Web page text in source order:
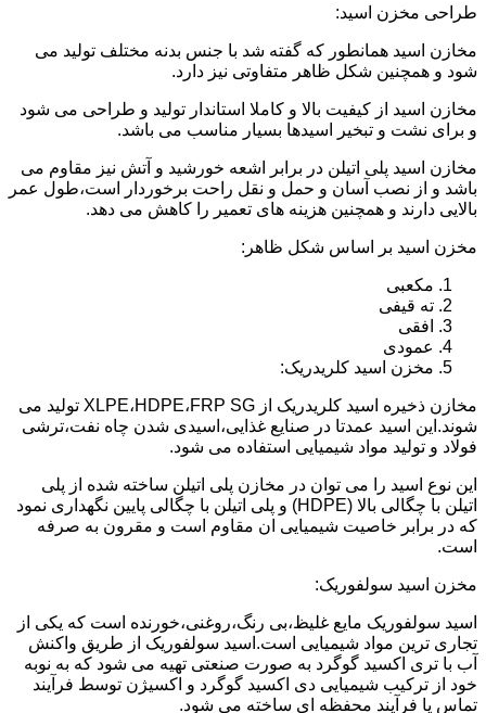
طراحی مخزن اسید:
مخازن اسید همانطور که گفته شد با جنس بدنه مختلف تولید می
شود و همچنین شکل ظاهر متفاوتی نیز دارد.
مخازن اسید از کیفیت بالا و کاملا استاندار تولید و طراحی می شود
و برای نشت و تبخیر اسیدها بسیار مناسب می باشد.
مخازن اسید پلی اتیلن در برابر اشعه خورشید و آتش نیز مقاوم می
باشد و از نصب آسان و حمل و نقل راحت برخوردار است،طول عمر
بالایی دارند و همچنین هزینه های تعمیر را کاهش می دهد.
مخزن اسید بر اساس شکل ظاهر:
مکعبی
ته قیفی
افقی
عمودی
مخزن اسید کلریدریک:
مخازن ذخیره اسید کلریدریک از XLPE،HDPE،FRP SG تولید می
شوند.این اسید عمدتا در صنایع غذایی،اسیدی شدن چاه نفت،ترشی
فولاد و تولید مواد شیمیایی استفاده می شود.
این نوع اسید را می توان در مخازن پلی اتیلن ساخته شده از پلی
اتیلن با چگالی بالا (HDPE) و پلی اتیلن با چگالی پایین نگهداری نمود
که در برابر خاصیت شیمیایی ان مقاوم است و مقرون به صرفه
است.
مخزن اسید سولفوریک:
اسید سولفوریک مایع غلیظ،بی رنگ،روغنی،خورنده است که یکی از
تجاری ترین مواد شیمیایی است.اسید سولفوریک از طریق واکنش
آب با تری اکسید گوگرد به صورت صنعتی تهیه می شود که به نوبه
خود از ترکیب شیمیایی دی اکسید گوگرد و اکسیژن توسط فرآیند
تماس یا فرآیند محفظه ای ساخته می شود.